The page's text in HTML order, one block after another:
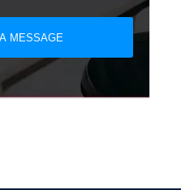
MESSAGE